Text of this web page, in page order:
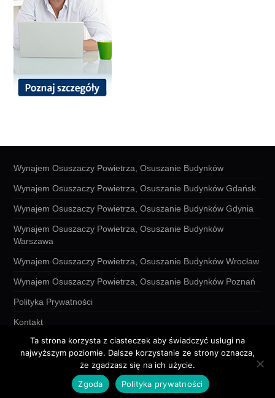
Wynajem Osuszaczy Powietrza, Osuszanie Budynków
Wynajem Osuszaczy Powietrza, Osuszanie Budynków Gdańsk
Wynajem Osuszaczy Powietrza, Osuszanie Budynków Gdynia
Wynajem Osuszaczy Powietrza, Osuszanie Budynków
Warszawa
Wynajem Osuszaczy Powietrza, Osuszanie Budynków Wrocław
Wynajem Osuszaczy Powietrza, Osuszanie Budynków Poznań
Polityka Prywatności
Kontakt
© 2026 Lokatykonta.pl. All rights reserved.
Hieroby aThemes
Ta strona korzysta z ciasteczek aby świadczyć usługi na
najwyższym poziomie. Dalsze korzystanie ze strony oznacza,
że zgadzasz się na ich użycie.
Zgoda
Polityka prywatności